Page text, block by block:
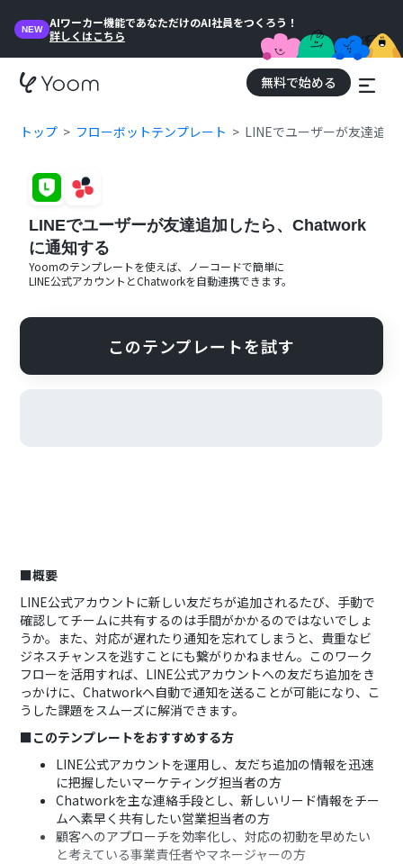
NEW
AIワーカー機能であなただけのAI社員をつくろう！
詳しくはこちら
無料で始める
トップ フローボットテンプレート LINEでユーザーが友達追
LINEでユーザーが友達追加したら、Chatwork
に通知する
Yoomのテンプレートを使えば、ノーコードで簡単に
LINE公式アカウント とChatworkを自動連携できます。
このテンプレートを試す
■概要
LINE公式アカウントに新しい友だちが追加されるたび、手動で
確認してチームに共有するのは手間がかかるのではないでしょ
うか。また、対応が遅れたり通知を忘れてしまうと、貴重なビ
ジネスチャンスを逃すことにも繋がりかねません。このワーク
フローを活用すれば、LINE公式アカウントへの友だち追加をき
っかけに、Chatworkへ自動で通知を送ることが可能になり、こ
うした課題をスムーズに解消できます。
■このテンプレートをおすすめする方
LINE公式アカウントを運用し、友だち追加の情報を迅速
に把握したいマーケティング担当者の方
Chatworkを主な連絡手段とし、新しいリード情報をチー
ムへ素早く共有したい営業担当者の方
顧客へのアプローチを効率化し、対応の初動を早めたい
と考えている事業責任者やマネージャーの方